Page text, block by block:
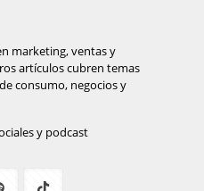
marketing, ventas y
artículos cubren temas
consumo, negocios y
y podcast